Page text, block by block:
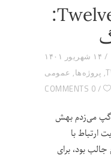
داستان Twelve Work:
۱۴ شهریور ۱۴۰۱
, پروژه‌ها, عمومی
0 COMMENTS
گپ می‌زدم بهش
ارتباط با
بود، برای